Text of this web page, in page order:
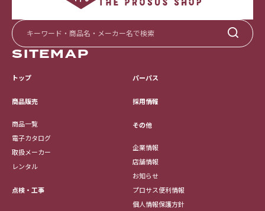
SITEMAP
トップ
商品販売
商品一覧
電子カタログ
取扱メーカー
レンタル
点検・工事
パーパス
採用情報
その他
企業情報
店舗情報
お知らせ
プロサス便利情報
個人情報保護方針